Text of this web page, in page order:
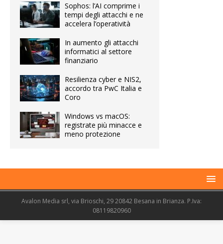
Sophos: l’AI comprime i
tempi degli attacchi e ne
accelera l’operatività
In aumento gli attacchi
informatici al settore
finanziario
Resilienza cyber e NIS2,
accordo tra PwC Italia e
Coro
Windows vs macOS:
registrate più minacce e
meno protezione
Avalon Media srl, via Brioschi, 29 20842 Besana in Brianza. P.Iva:
08119820960